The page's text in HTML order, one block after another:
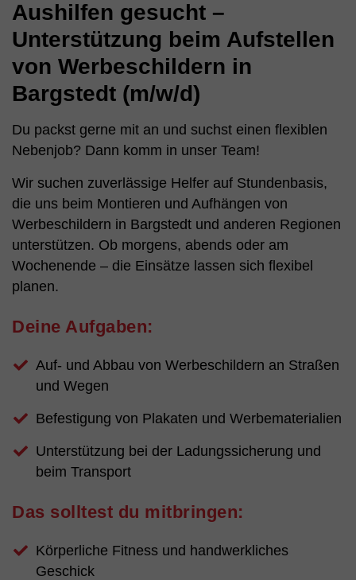
Aushilfen gesucht –
Unterstützung beim Aufstellen
von Werbeschildern in
Bargstedt (m/w/d)
Du packst gerne mit an und suchst einen flexiblen
Nebenjob? Dann komm in unser Team!
Wir suchen zuverlässige Helfer auf Stundenbasis,
die uns beim Montieren und Aufhängen von
Werbeschildern in Bargstedt und anderen Regionen
unterstützen. Ob morgens, abends oder am
Wochenende – die Einsätze lassen sich flexibel
planen.
Deine Aufgaben:
Auf- und Abbau von Werbeschildern an Straßen
und Wegen
Befestigung von Plakaten und Werbematerialien
Unterstützung bei der Ladungssicherung und
beim Transport
Das solltest du mitbringen:
Körperliche Fitness und handwerkliches
Geschick